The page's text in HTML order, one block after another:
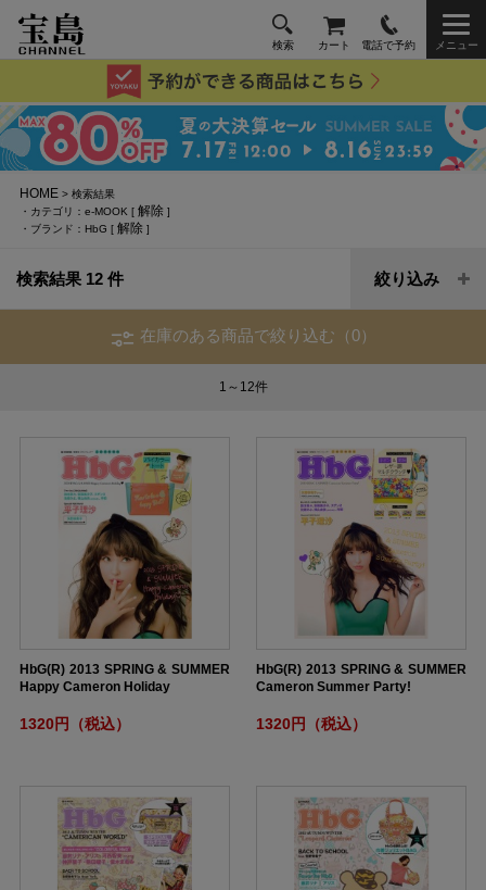
検索 カート 電話で予約 メニュー
HOME > 検索結果
・カテゴリ：e-MOOK [解除 ]
・ブランド：HbG [解除 ]
検索結果 12 件 絞り込み
在庫のある商品で絞り込む（0）
1～12件
HbG(R) 2013 SPRING & SUMMER
Happy Cameron Holiday
1320円（税込）
HbG(R) 2013 SPRING & SUMMER
Cameron Summer Party!
1320円（税込）